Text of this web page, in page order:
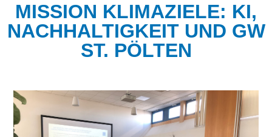
MISSION KLIMAZIELE: KI,
NACHHALTIGKEIT UND GW
ST. PÖLTEN